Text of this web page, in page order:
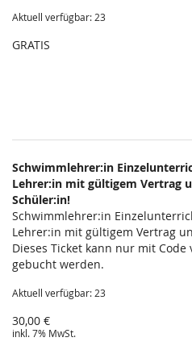
Aktuell verfügbar: 23
GRATIS
Schwimmlehrer:in
Lehrer:in mit gültigem Vertrag
Schüler:in!
Schwimmlehrer:in
Lehrer:in mit gültigem Vertrag
Dieses Ticket kann nur mit
gebucht werden.
Aktuell verfügbar: 23
30,00 €
inkl. 7% MwSt.